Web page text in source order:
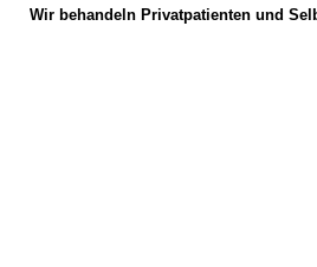
Wir behandeln Privatpatienten und